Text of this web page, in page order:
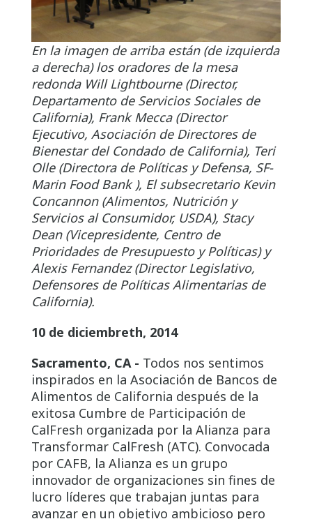
En la imagen de arriba están (de izquierda
a derecha) los oradores de la mesa
redonda Will Lightbourne (Director,
Departamento de Servicios Sociales de
California), Frank Mecca (Director
Ejecutivo, Asociación de Directores de
Bienestar del Condado de California), Teri
Olle (Directora de Políticas y Defensa, SF-
Marin Food Bank ), El subsecretario Kevin
Concannon (Alimentos, Nutrición y
Servicios al Consumidor, USDA), Stacy
Dean (Vicepresidente, Centro de
Prioridades de Presupuesto y Políticas) y
Alexis Fernandez (Director Legislativo,
Defensores de Políticas Alimentarias de
California).
10 de diciembreth, 2014
Sacramento, CA - Todos nos sentimos
inspirados en la Asociación de Bancos de
Alimentos de California después de la
exitosa Cumbre de Participación de
CalFresh organizada por la Alianza para
Transformar CalFresh (ATC). Convocada
por CAFB, la Alianza es un grupo
innovador de organizaciones sin fines de
lucro líderes que trabajan juntas para
avanzar en un objetivo ambicioso pero